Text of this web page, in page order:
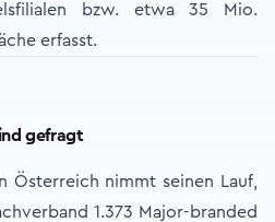
bzw. etwa 35 Mio.
erfasst.
gefragt
Österreich nimmt seinen Lauf,
1.373 Major-branded